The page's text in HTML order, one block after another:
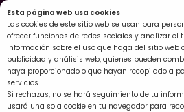
Esta página web usa cookies
Las cookies de este sitio web se usan para
ofrecer funciones de redes sociales y analizar el
información sobre el uso que haga del sitio web
publicidad y análisis web, quienes pueden
haya proporcionado o que hayan recopilado a
servicios.
Si rechazas, no se hará seguimiento de tu
usará una sola cookie en tu navegador para
Ir
al
contenido